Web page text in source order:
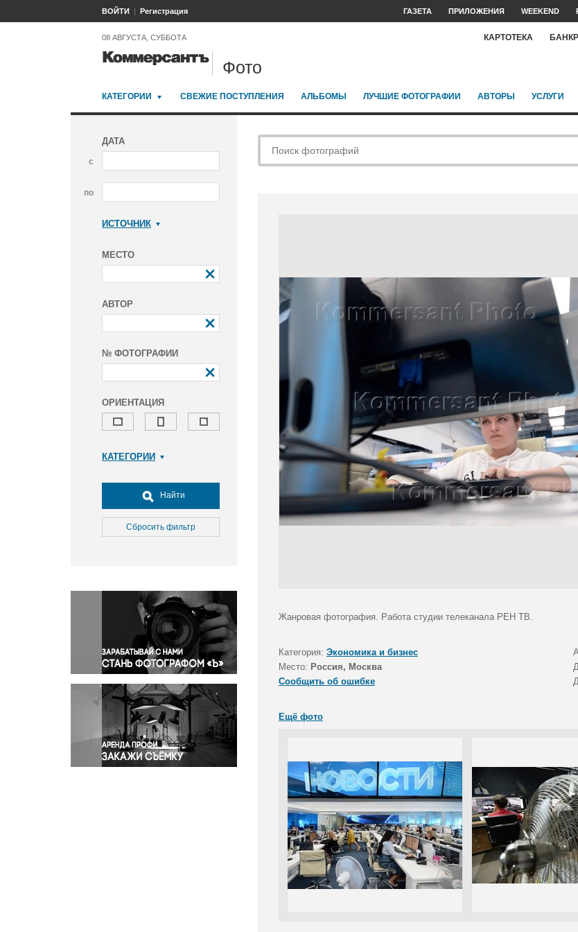
ВОЙТИ Регистрация ГАЗЕТА ПРИЛОЖЕНИЯ WEEKEND
08 АВГУСТА, СУББОТА КАРТОТЕКА
Фото
КАТЕГОРИИ СВЕЖИЕ ПОСТУПЛЕНИЯ АЛЬБОМЫ ЛУЧШИЕ ФОТОГРАФИИ АВТОРЫ УСЛУГИ
ДАТА
с
по
ИСТОЧНИК
МЕСТО
АВТОР
№ ФОТОГРАФИИ
ОРИЕНТАЦИЯ
КАТЕГОРИИ
Досуг, туризм и отдых
Культура
Медицина
Окружающая среда
Политика
Правосудие
Происшествия и конфликты
Религия
Светская жизнь
Спорт
Экология
Экономика и бизнес
Найти
Сбросить фильтр
Жанровая фотография. Работа студии телеканала РЕН ТВ.
Категория: Экономика и бизнес
Место: Россия, Москва
Сообщить об ошибке
Ещё фото